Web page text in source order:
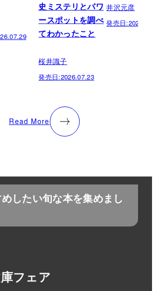
史ミステリとパワ
ースポットを調べ
てわかったこと
桜井識子
発売日:2026.07.23
井沢元彦
発売日:
Read More
したい旬な本を集めまし
フェア